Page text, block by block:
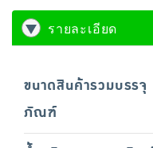
รายละเอียด
ขนาดสินค้ารวมบรรจุ
ภัณฑ์